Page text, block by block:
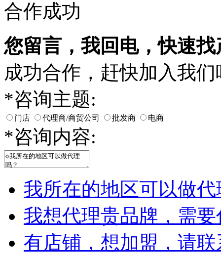
合作成功
您留言，我回电，快速找
成功合作，赶快加入我们
*咨询主题:
门店 代理商/商贸公司 批发商 电商
*咨询内容:
我所在的地区可以做
我想代理贵品牌，需
有店铺，想加盟，请